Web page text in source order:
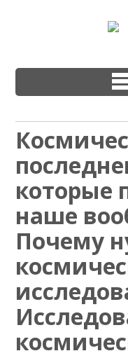
которые
наше
Почему